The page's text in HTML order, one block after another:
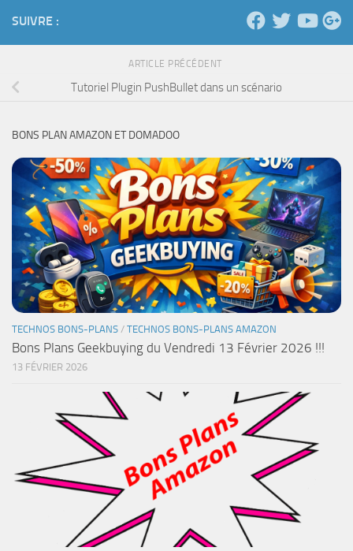
SUIVRE :
ARTICLE PRÉCÉDENT
Tutoriel Plugin PushBullet dans un scénario
BONS PLAN AMAZON ET DOMADOO
TECHNOS BONS-PLANS / TECHNOS BONS-PLANS AMAZON
Bons Plans Geekbuying du Vendredi 13 Février 2026 !!!
13 FÉVRIER 2026